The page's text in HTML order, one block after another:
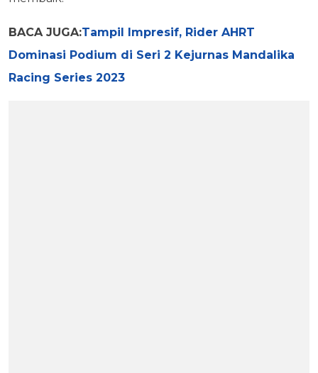
BACA JUGA:Tampil Impresif, Rider AHRT
Dominasi Podium di Seri 2 Kejurnas Mandalika
Racing Series 2023